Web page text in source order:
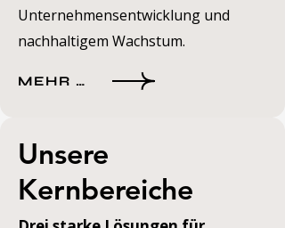
Unternehmensentwicklung und
nachhaltigem Wachstum.
MEHR ERFAHREN
Unsere
Kernbereiche